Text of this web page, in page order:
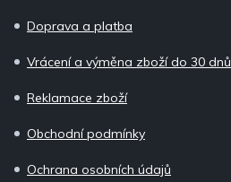
Doprava a platba
Vrácení a výměna zboží do 30 dnů
Reklamace zboží
Obchodní podmínky
Ochrana osobních údajů